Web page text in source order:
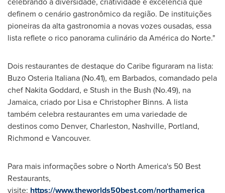
definem o cenário gastronômico da região. De instituições
pioneiras da alta gastronomia a novas vozes ousadas, essa
lista reflete o rico panorama culinário da América do Norte."
Dois restaurantes de destaque do Caribe figuraram na lista:
Buzo Osteria Italiana (No.41), em Barbados, comandado pela
chef Nakita Goddard, e Stush in the Bush (No.49), na
Jamaica, criado por Lisa eChristopher Binns. A lista
também celebra restaurantes em uma variedade de
destinos como Denver, Charleston, Nashville, Portland,
Richmond eVancouver.
Para mais informações sobre o North America's 50 Best
Restaurants,
visite: https://www.theworlds50best.com/northamerica